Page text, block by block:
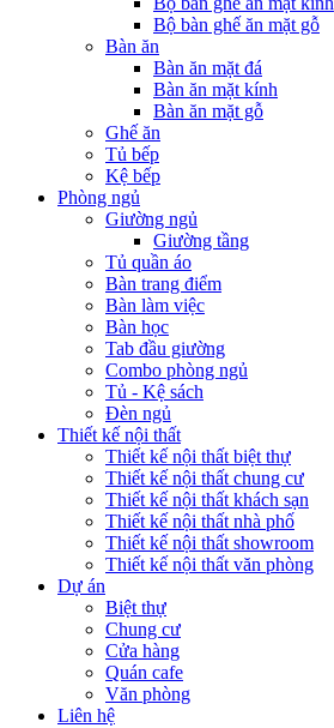
Bộ bàn ghế ăn mặt gỗ
Bàn ăn
Bàn ăn mặt đá
Bàn ăn mặt kính
Bàn ăn mặt gỗ
Ghế ăn
Tủ bếp
Kệ bếp
Phòng ngủ
Giường ngủ
Giường tầng
Tủ quần áo
Bàn trang điểm
Bàn làm việc
Bàn học
Tab đầu giường
Combo phòng ngủ
Tủ - Kệ sách
Đèn ngủ
Thiết kế nội thất
Thiết kế nội thất biệt thự
Thiết kế nội thất chung cư
Thiết kế nội thất khách sạn
Thiết kế nội thất nhà phố
Thiết kế nội thất showroom
Thiết kế nội thất văn phòng
Dự án
Biệt thự
Chung cư
Cửa hàng
Quán cafe
Văn phòng
Liên hệ